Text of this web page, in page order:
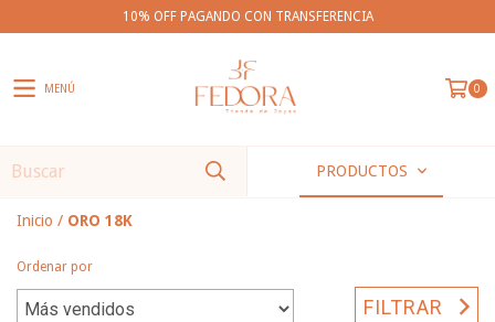
10% OFF PAGANDO CON TRANSFERENCIA
MENÚ 0
PRODUCTOS
Inicio / ORO 18K
Ordenar por
FILTRAR